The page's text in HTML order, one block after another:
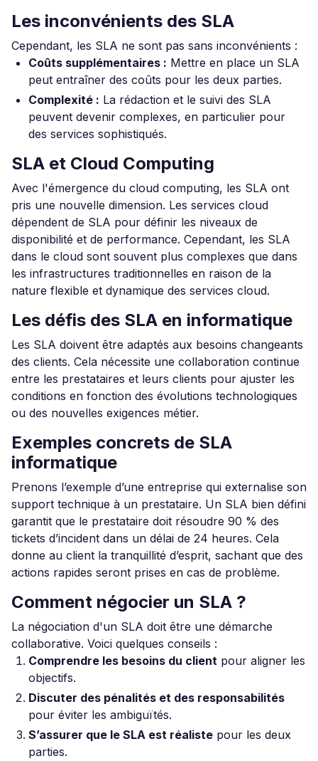
Les inconvénients des SLA
Cependant, les SLA ne sont pas sans inconvénients :
Coûts supplémentaires : Mettre en place un SLA
peut entraîner des coûts pour les deux parties.
Complexité : La rédaction et le suivi des SLA
peuvent devenir complexes, en particulier pour
des services sophistiqués.
SLA et Cloud Computing
Avec l'émergence du cloud computing, les SLA ont
pris une nouvelle dimension. Les services cloud
dépendent de SLA pour définir les niveaux de
disponibilité et de performance. Cependant, les SLA
dans le cloud sont souvent plus complexes que dans
les infrastructures traditionnelles en raison de la
nature flexible et dynamique des services cloud.
Les défis des SLA en informatique
Les SLA doivent être adaptés aux besoins changeants
des clients. Cela nécessite une collaboration continue
entre les prestataires et leurs clients pour ajuster les
conditions en fonction des évolutions technologiques
ou des nouvelles exigences métier.
Exemples concrets de SLA
informatique
Prenons l’exemple d’une entreprise qui externalise son
support technique à un prestataire. Un SLA bien défini
garantit que le prestataire doit résoudre 90 % des
tickets d’incident dans un délai de 24 heures. Cela
donne au client la tranquillité d’esprit, sachant que des
actions rapides seront prises en cas de problème.
Comment négocier un SLA ?
La négociation d'un SLA doit être une démarche
collaborative. Voici quelques conseils :
Comprendre les besoins du client pour aligner les
objectifs.
Discuter des pénalités et des responsabilités
pour éviter les ambiguïtés.
S’assurer que le SLA est réaliste pour les deux
parties.